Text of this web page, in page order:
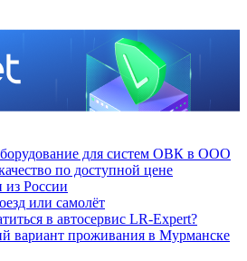
для систем ОВК в ООО
по доступной цене
из России
или самолёт
в автосервис LR-Expert?
вариант проживания в Мурманске